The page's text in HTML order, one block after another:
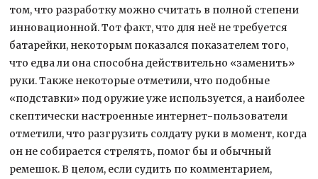
том, что разработку можно считать в полной степени
инновационной. Тот факт, что для неё не требуется
батарейки, некоторым показался показателем того,
что едва ли она способна действительно «заменить»
руки. Также некоторые отметили, что подобные
«подставки» под оружие уже используется, а наиболее
скептически настроенные интернет-пользователи
отметили, что разгрузить солдату руки в момент, когда
он не собирается стрелять, помог бы и обычный
ремешок. В целом, если судить по комментарием,